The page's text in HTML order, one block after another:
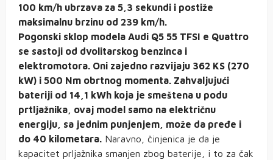
100 km/h ubrzava za 5,3 sekundi i postiže
maksimalnu brzinu od 239 km/h.
Pogonski sklop modela Audi Q5 55 TFSI e Quattro
se sastoji od dvolitarskog benzinca i
elektromotora. Oni zajedno razvijaju 362 KS (270
kW) i 500 Nm obrtnog momenta. Zahvaljujući
bateriji od 14,1 kWh koja je smeštena u podu
prtljažnika, ovaj model samo na električnu
energiju, sa jednim punjenjem, može da pređe i
do 40 kilometara. Naravno, činjenica je da je
kapacitet prljažnika smanjen zbog baterije, i to za čak